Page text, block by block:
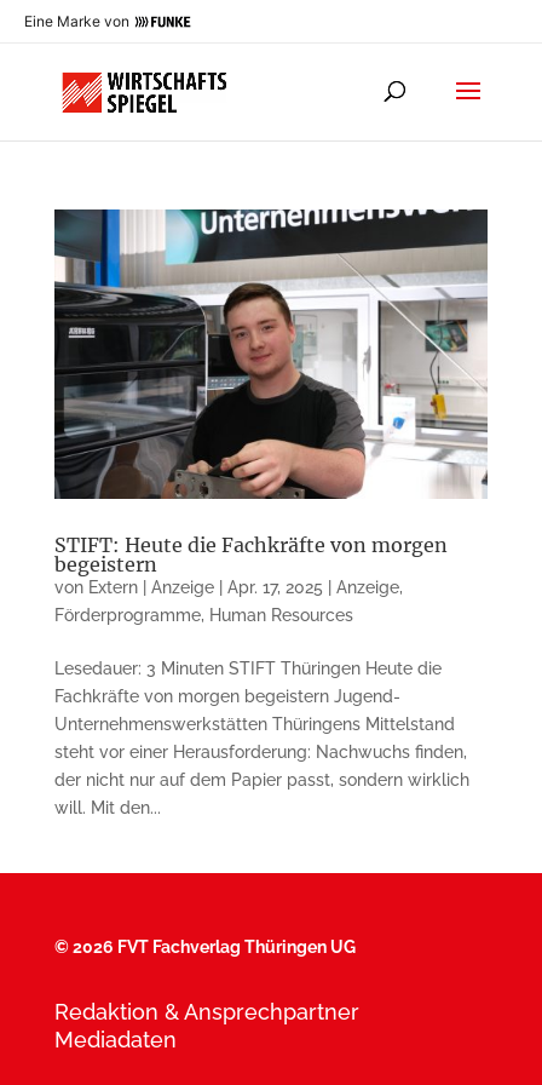
Eine Marke von
STIFT: Heute die Fachkräfte von morgen
begeistern
von Extern | Anzeige| Apr. 17, 2025 Anzeige,
Förderprogramme, Human Resources
Lesedauer: 3 Minuten STIFT Thüringen Heute die
Fachkräfte von morgen begeistern Jugend-
Unternehmenswerkstätten Thüringens Mittelstand
steht vor einer Herausforderung: Nachwuchs finden,
der nicht nur auf dem Papier passt, sondern wirklich
will. Mit den...
©2026 FVT Fachverlag Thüringen UG
Redaktion & Ansprechpartner
Mediadaten